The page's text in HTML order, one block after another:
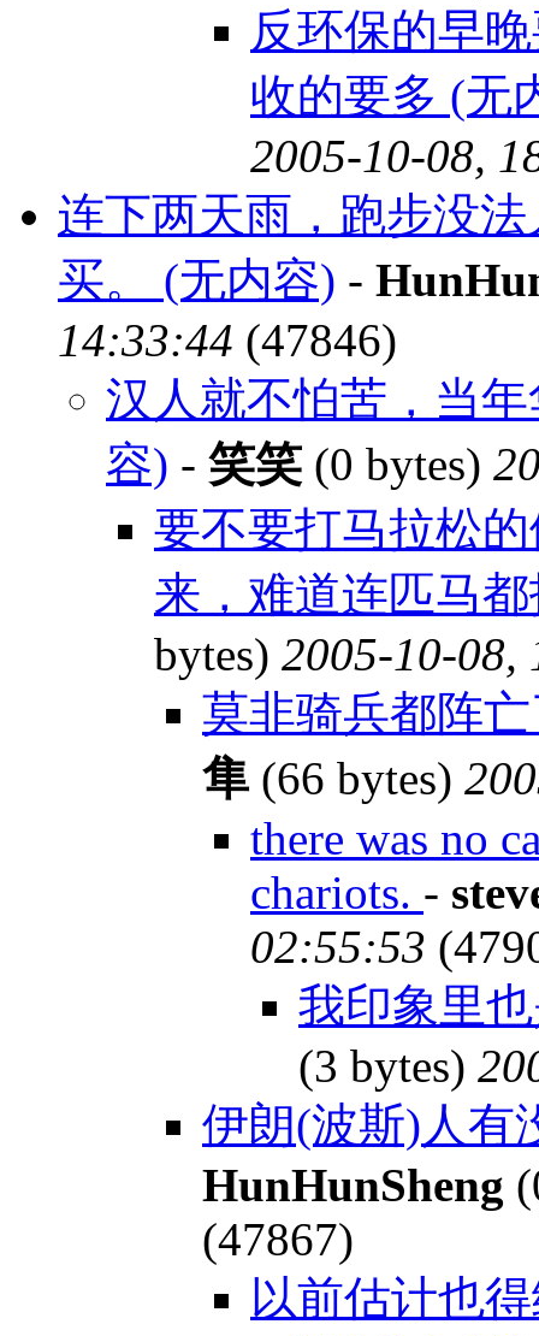
反环保的早
收的要多 (无
2005-10-08,
连下两天雨，跑步没
买。 (无内容) -
14:33:44 (47846)
汉人就不怕苦，当
容) - 笑笑 (0 bytes)
要不要打马拉松
来，难道连匹马
bytes) 2005-10-08,
莫非骑兵都阵
隼 (66 bytes)
there was no
chariots. -
02:55:53
我印象里
(3 bytes)
伊朗(波斯)人有
HunHunSheng
(47867)
以前估计也